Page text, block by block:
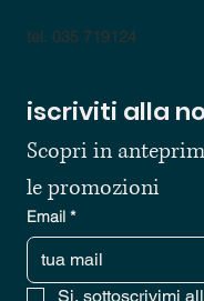
tel. 035 719124
iscriviti alla
Scopri in
le promozioni
Email *
Si, sottoscrivimi